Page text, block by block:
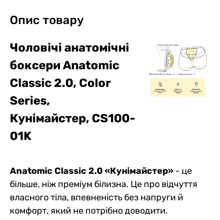
Опис товару
Чоловічі анатомічні
боксери Anatomic
Classic 2.0, Color
Series,
Кунімайстер, CS100-
01K
Anatomic Classic 2.0 «Кунімайстер» - це
більше, ніж преміум білизна. Це про відчуття
власного тіла, впевненість без напруги й
комфорт, який не потрібно доводити.